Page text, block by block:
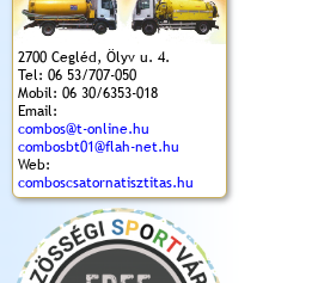
2700 Cegléd, Ölyv u. 4.
Tel: 06 53/707-050
Mobil: 06 30/6353-018
Email:
combos@t-online.hu
combosbt01@flah-net.hu
Web:
comboscsatornatisztitas.hu